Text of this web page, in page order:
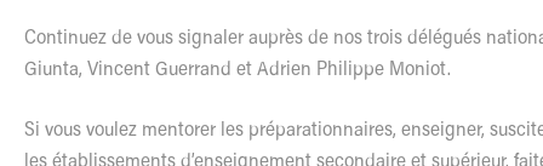
Continuez de vous signaler auprès de nos trois délégués
Giunta, Vincent Guerrand et Adrien Philippe Moniot.
Si vous voulez mentorer les préparationnaires, enseigner,
les établissements d’enseignement secondaire et supérieur,